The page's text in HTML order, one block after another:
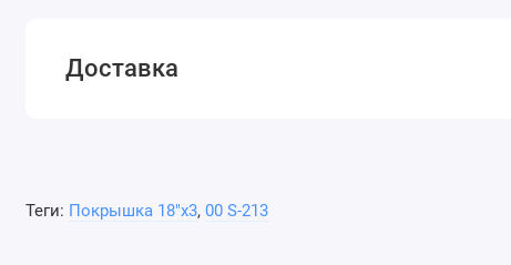
Доставка
Теги: Покрышка 18"х3, 00 S-213